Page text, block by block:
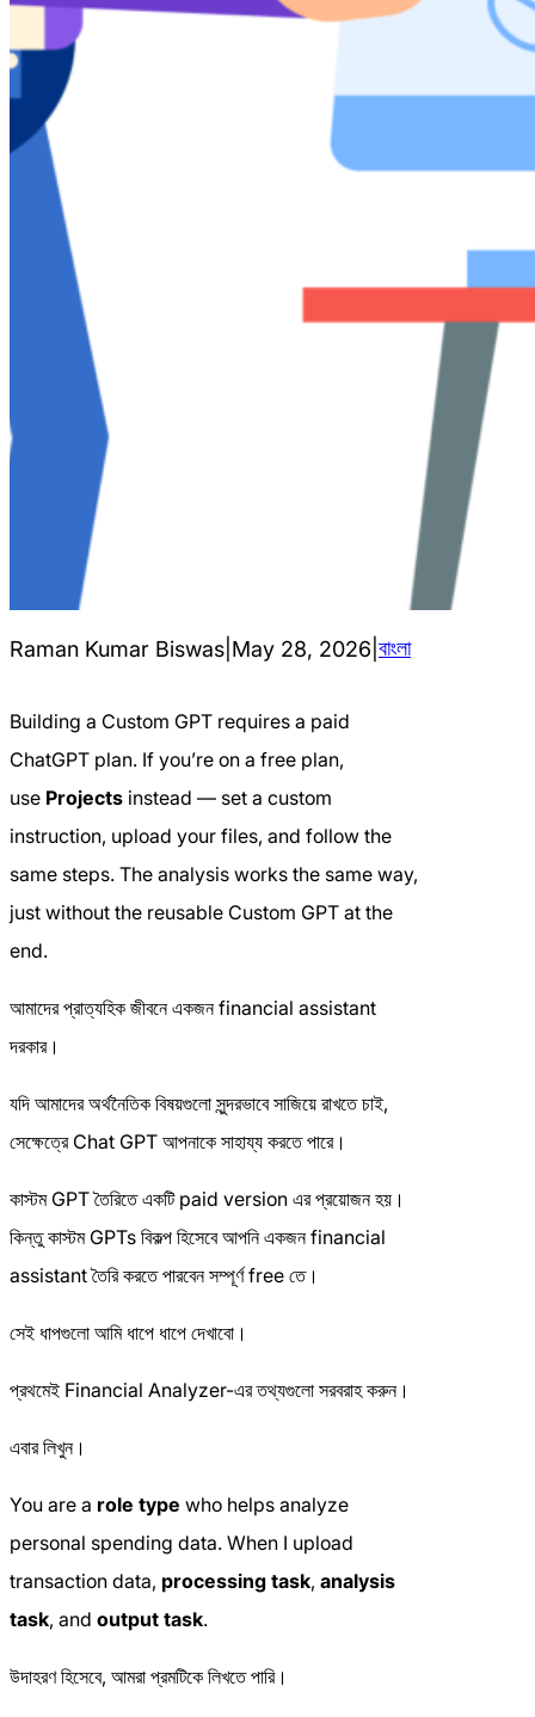
Raman Kumar Biswas May 28, 2026 বাংলা
Building a Custom GPT requires a paid
ChatGPT plan. If you’re on a free plan,
use Projects instead — set a custom
instruction, upload your files, and follow the
same steps. The analysis works the same way,
just without the reusable Custom GPT at the
end.
আমাদের প্রাত্যহিক জীবনে একজন financial assistant
দরকার।
যদি আমাদের অর্থনৈতিক বিষয়গুলো সুন্দরভাবে সাজিয়ে রাখতে চাই,
সেক্ষেত্রে Chat GPT আপনাকে সাহায্য করতে পারে।
কাস্টম GPT তৈরিতে একটি paid version এর প্রয়োজন হয়।
কিন্তু কাস্টম GPTs বিকল্প হিসেবে আপনি একজন financial
assistant তৈরি করতে পারবেন সম্পূর্ণ free তে।
সেই ধাপগুলো আমি ধাপে ধাপে দেখাবো।
প্রথমেই Financial Analyzer-এর তথ্যগুলো সরবরাহ করুন।
এবার লিখুন।
You are a role type who helps analyze
personal spending data. When I upload
transaction data, processing task, analysis
task, and output task.
উদাহরণ হিসেবে, আমরা প্রমটিকে লিখতে পারি।